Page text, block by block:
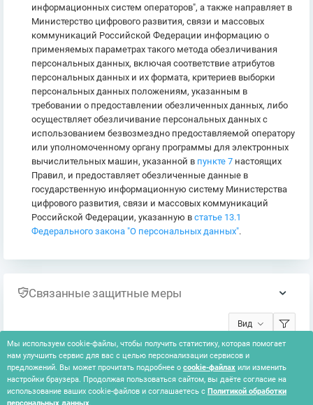
информационных систем операторов", а также направляет в
Министерство цифрового развития, связи и массовых
коммуникаций Российской Федерации информацию о
применяемых параметрах такого метода обезличивания
персональных данных, включая соответствие атрибутов
персональных данных и их формата, критериев выборки
персональных данных положениям, указанным в
требовании о предоставлении обезличенных данных, либо
осуществляет обезличивание персональных данных с
использованием безвозмездно предоставляемой оператору
или уполномоченному органу программы для электронных
вычислительных машин, указанной в пункте 7 настоящих
Правил, и предоставляет обезличенные данные в
государственную информационную систему Министерства
цифрового развития, связи и массовых коммуникаций
Российской Федерации, указанную в статье 13.1
Федерального закона "О персональных данных".
Связанные защитные меры
Вид
Ничего не найдено
Мы используем cookie-файлы, чтобы получить статистику, которая помогает
нам улучшить сервис для вас с целью персонализации сервисов и
предложений. Вы может прочитать подробнее о cookie-файлах или изменить
настройки браузера. Продолжая пользоваться сайтом, вы даёте согласие на
использование ваших cookie-файлов и соглашаетесь с Политикой обработки